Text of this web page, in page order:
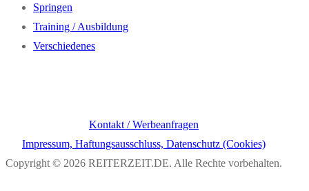
Springen
Training / Ausbildung
Verschiedenes
Kontakt / Werbeanfragen
Impressum, Haftungsausschluss, Datenschutz (Cookies)
Copyright © 2026 REITERZEIT.DE. Alle Rechte vorbehalten.